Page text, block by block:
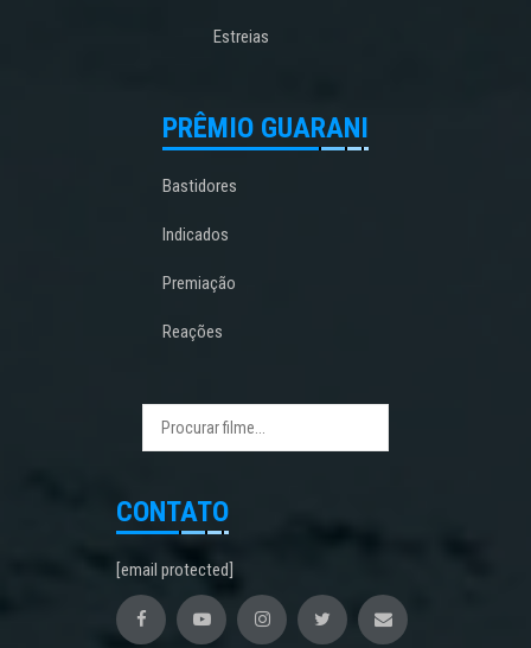
Estreias
PRÊMIO GUARANI
Bastidores
Indicados
Premiação
Reações
CONTATO
[email protected]